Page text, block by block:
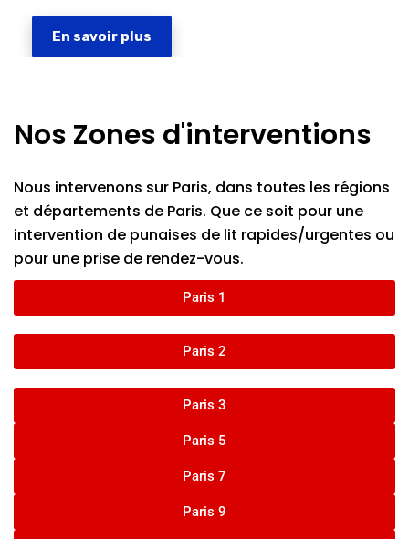
En savoir plus
Nos Zones d'interventions
Nous intervenons sur Paris, dans toutes les régions
et départements de Paris. Que ce soit pour une
intervention de punaises de lit rapides/urgentes ou
pour une prise de rendez-vous.
Paris 1
Paris 2
Paris 3
Paris 5
Paris 7
Paris 9